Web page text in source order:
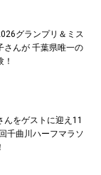
グランプリ＆ミス
さんが 千葉県唯一の
んをゲストに迎え11
千曲川ハーフマラソ